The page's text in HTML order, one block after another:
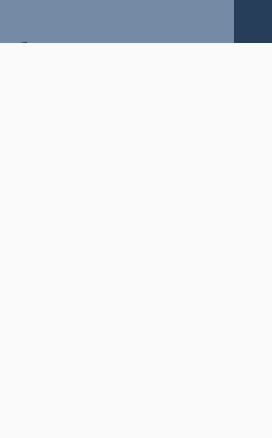
(külső oldalra ugrik)